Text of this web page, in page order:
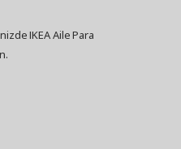
IKEA Aile Para